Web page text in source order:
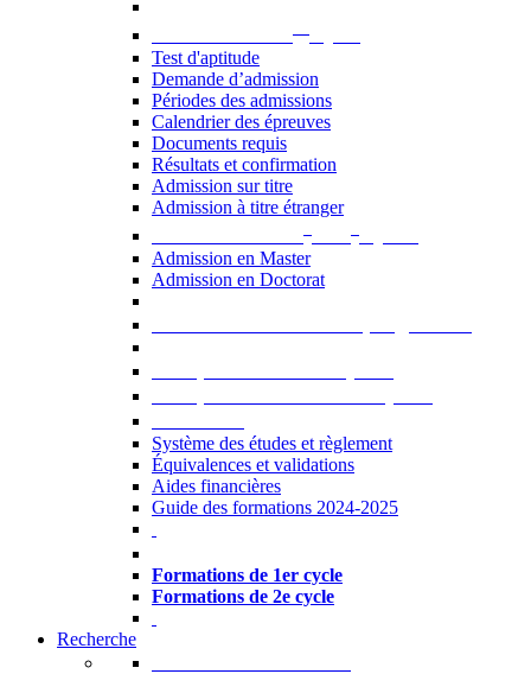
Test d'aptitude
Demande d’admission
Périodes des admissions
Calendrier des épreuves
Documents requis
Résultats et confirmation
Admission sur titre
Admission à titre étranger
Admission en Master
Admission en Doctorat
Système des études et règlement
Équivalences et validations
Aides financières
Guide des formations 2024-2025
Formations de 1er cycle
Formations de 2e cycle
Recherche